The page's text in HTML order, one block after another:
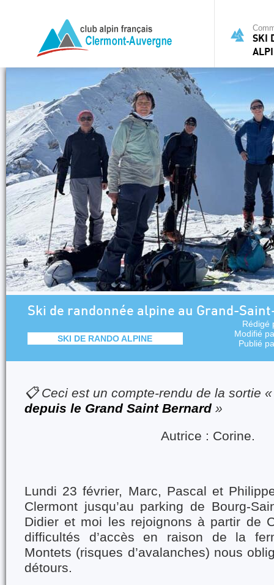
SKI
Ski de randonnée alpine au Grand-
SKI DE RANDO ALPINE
Rédigé
Modifié
Publié
📋 Ceci est un compte-rendu de la sortie
depuis le Grand Saint Bernard »
Autrice : Corine.
Lundi 23 février, Marc, Pascal et
Clermont jusqu’au parking de Bourg-
Didier et moi les rejoignons à partir de
difficultés d’accès en raison de la
Montets (risques d’avalanches) nous
détours.